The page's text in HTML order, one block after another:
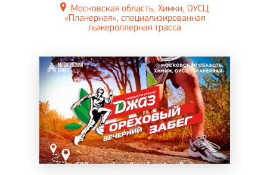
Московская область, Химки, ОУСЦ
«Планерная», специализированная
лыжероллерная трасса